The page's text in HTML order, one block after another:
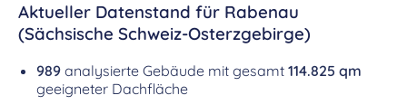
Aktueller Datenstand für Rabenau
(Sächsische Schweiz-Osterzgebirge)
989 analysierte Gebäude mit gesamt 114.825 qm
geeigneter Dachfläche